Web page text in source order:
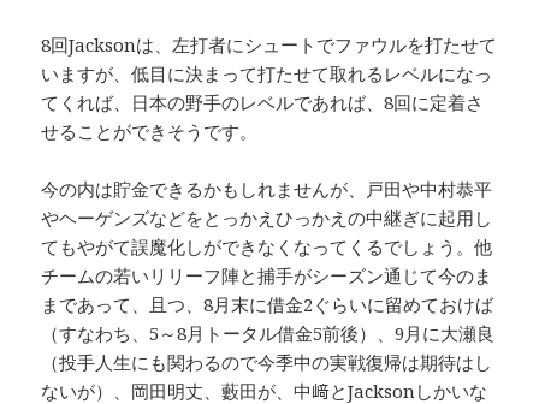
8回Jacksonは、左打者にシュートでファウルを打たせて
いますが、低目に決まって打たせて取れるレベルになっ
てくれば、日本の野手のレベルであれば、8回に定着さ
せることができそうです。
今の内は貯金できるかもしれませんが、戸田や中村恭平
やヘーゲンズなどをとっかえひっかえの中継ぎに起用し
てもやがて誤魔化しができなくなってくるでしょう。他
チームの若いリリーフ陣と捕手がシーズン通じて今のま
まであって、且つ、8月末に借金2ぐらいに留めておけば
（すなわち、5～8月トータル借金5前後）、9月に大瀬良
（投手人生にも関わるので今季中の実戦復帰は期待はし
ないが）、岡田明丈、藪田が、中﨑とJacksonしかいな